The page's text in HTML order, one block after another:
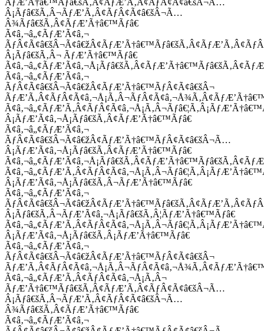
ÃƒÆ’Ã†â€™Ãƒâ€šÃ‚Â¢ÃƒÆ’Ã‚Â¢ÃƒÂ¢Ã¢â€šÂ¬Ã…
Â¡Ãƒâ€šÃ‚Â¬ÃƒÆ’Ã‚Â¢ÃƒÂ¢Ã¢â€šÂ¬Ã…
Â¾Ãƒâ€šÃ‚Â¢ÃƒÆ’Ã†â€™Ãƒâ€
Ã¢â‚¬â„¢ÃƒÆ’Ã¢â‚¬
Â¡Ãƒâ€šÃ‚Â¬ ÃƒÆ’Ã†â€™Ãƒâ€
Ã¢â‚¬â„¢ÃƒÆ’Ã¢â‚¬
ÃƒÂ¢Ã¢â€šÂ¬Ã¢â€žÂ¢ÃƒÆ’Ã†â€™ÃƒÂ¢Ã¢â€šÂ¬
Â¡ÃƒÆ’Ã¢â‚¬Å¡Ãƒâ€šÃ‚Â¢ÃƒÆ’Ã†â€™Ãƒâ€
Ã¢â‚¬â„¢ÃƒÆ’Ã¢â‚¬
ÃƒÂ¢Ã¢â€šÂ¬Ã¢â€žÂ¢ÃƒÆ’Ã†â€™ÃƒÂ¢Ã¢â€šÂ¬Ã…
Â¡ÃƒÆ’Ã¢â‚¬Å¡Ãƒâ€šÃ‚Â¢ÃƒÆ’Ã†â€™Ãƒâ€
Â¡ÃƒÆ’Ã¢â‚¬Å¡Ãƒâ€šÃ‚Â¬ÃƒÆ’Ã†â€™Ãƒâ€
Ã¢â‚¬â„¢ÃƒÆ’Ã¢â‚¬
Â¡Ãƒâ€šÃ‚Â¬ÃƒÆ’Ã¢â‚¬Å¡Ãƒâ€šÃ‚Â¦ÃƒÆ’Ã†â€™Ãƒâ€
Â¡ÃƒÆ’Ã¢â‚¬Å¡Ãƒâ€šÃ‚Â¡ÃƒÆ’Ã†â€™Ãƒâ€
Ã¢â‚¬â„¢ÃƒÆ’Ã¢â‚¬
ÃƒÂ¢Ã¢â€šÂ¬Ã¢â€žÂ¢ÃƒÆ’Ã†â€™ÃƒÂ¢Ã¢â€šÂ¬
Ã¢â‚¬â„¢ÃƒÆ’Ã‚Â¢ÃƒÂ¢Ã¢â‚¬Å¡Ã‚Â¬
ÃƒÆ’Ã†â€™Ãƒâ€šÃ‚Â¢ÃƒÆ’Ã‚Â¢ÃƒÂ¢Ã¢â€šÂ¬Ã…
Â¡Ãƒâ€šÃ‚Â¬ÃƒÆ’Ã‚Â¢ÃƒÂ¢Ã¢â€šÂ¬Ã…
Â¾Ãƒâ€šÃ‚Â¢ÃƒÆ’Ã†â€™Ãƒâ€
Ã¢â‚¬â„¢ÃƒÆ’Ã¢â‚¬